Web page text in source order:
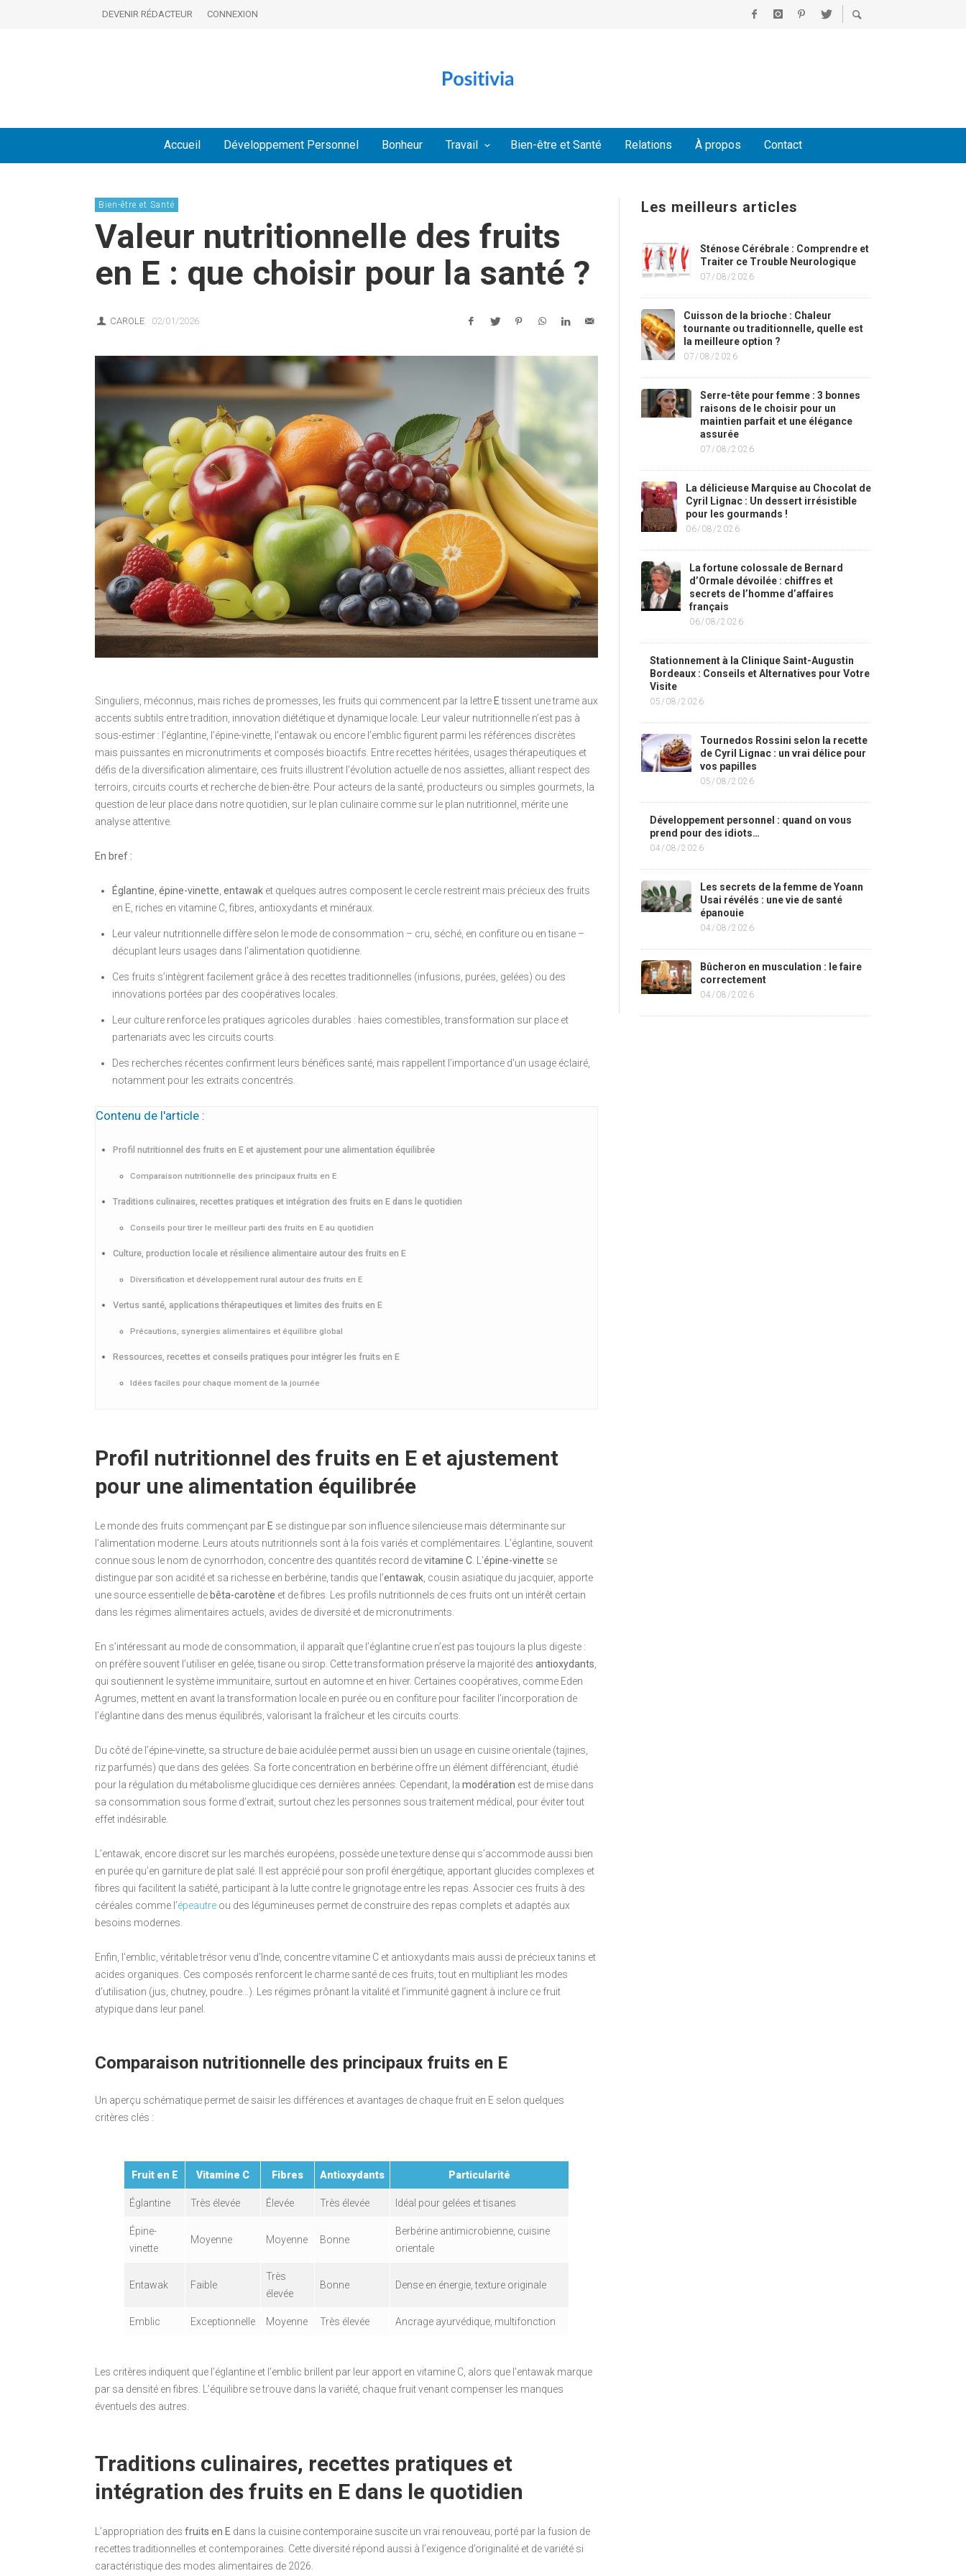
DEVENIR RÉDACTEUR CONNEXION
Accueil Développement Personnel Bonheur Travail Bien-être et Santé Relations À propos Contact
Bien-être et Santé
Valeur nutritionnelle des fruits
en E : que choisir pour la santé ?
CAROLE 02/01/2026
Singuliers, méconnus, mais riches de promesses, les fruits qui commencent par la lettre Etissent une trame aux
accents subtils entre tradition, innovation diététique et dynamique locale. Leur valeur nutritionnelle n’est pas à
sous-estimer : l’églantine, l’épine-vinette, l’entawak ou encore l’emblic figurent parmi les références discrètes
mais puissantes en micronutriments et composés bioactifs. Entre recettes héritées, usages thérapeutiques et
défis de la diversification alimentaire, ces fruits illustrent l’évolution actuelle de nos assiettes, alliant respect des
terroirs, circuits courts et recherche de bien-être. Pour acteurs de la santé, producteurs ou simples gourmets, la
question de leur place dans notre quotidien, sur le plan culinaire comme sur le plan nutritionnel, mérite une
analyse attentive.
En bref :
Églantine épine-vinette entawak et quelques autres composent le cercle restreint mais précieux des fruits
en E, riches en vitamine C, fibres, antioxydants et minéraux.
Leur valeur nutritionnelle diffère selon le mode de consommation – cru, séché, en confiture ou en tisane –
décuplant leurs usages dans l’alimentation quotidienne.
Ces fruits s’intègrent facilement grâce à des recettes traditionnelles (infusions, purées, gelées) ou des
innovations portées par des coopératives locales.
Leur culture renforce les pratiques agricoles durables : haies comestibles, transformation sur place et
partenariats avec les circuits courts.
Des recherches récentes confirment leurs bénéfices santé, mais rappellent l’importance d’un usage éclairé,
notamment pour les extraits concentrés.
Contenu de l'article :
Profil nutritionnel des fruits en E et ajustement pour une alimentation équilibrée
Comparaison nutritionnelle des principaux fruits en E
Traditions culinaires, recettes pratiques et intégration des fruits en E dans le quotidien
Conseils pour tirer le meilleur parti des fruits en E au quotidien
Culture, production locale et résilience alimentaire autour des fruits en E
Diversification et développement rural autour des fruits en E
Vertus santé, applications thérapeutiques et limites des fruits en E
Précautions, synergies alimentaires et équilibre global
Ressources, recettes et conseils pratiques pour intégrer les fruits en E
Idées faciles pour chaque moment de la journée
Profil nutritionnel des fruits en E et ajustement
pour une alimentation équilibrée
Le monde des fruits commençant par E se distingue par son influence silencieuse mais déterminante sur
l’alimentation moderne. Leurs atouts nutritionnels sont à la fois variés et complémentaires. L’églantine, souvent
connue sous le nom de cynorrhodon, concentre des quantités record devitamine C . L’épine-vinette se
distingue par son acidité et sa richesse en berbérine, tandis que l’entawak , cousin asiatique du jacquier, apporte
une source essentielle de bêta-carotène et de fibres. Les profils nutritionnels de ces fruits ont un intérêt certain
dans les régimes alimentaires actuels, avides de diversité et de micronutriments.
En s’intéressant au mode de consommation, il apparaît que l’églantine crue n’est pas toujours la plus digeste :
on préfère souvent l’utiliser en gelée, tisane ou sirop. Cette transformation préserve la majorité des antioxydants
qui soutiennent le système immunitaire, surtout en automne et en hiver. Certaines coopératives, comme Eden
Agrumes, mettent en avant la transformation locale en purée ou en confiture pour faciliter l’incorporation de
l’églantine dans des menus équilibrés, valorisant la fraîcheur et les circuits courts.
Du côté de l’épine-vinette, sa structure de baie acidulée permet aussi bien un usage en cuisine orientale (tajines,
riz parfumés) que dans des gelées. Sa forte concentration en berbérine offre un élément différenciant, étudié
pour la régulation du métabolisme glucidique ces dernières années. Cependant, la modération est de mise dans
sa consommation sous forme d’extrait, surtout chez les personnes sous traitement médical, pour éviter tout
effet indésirable.
L’entawak, encore discret sur les marchés européens, possède une texture dense qui s’accommode aussi bien
en purée qu’en garniture de plat salé. Il est apprécié pour son profil énergétique, apportant glucides complexes et
fibres qui facilitent la satiété, participant à la lutte contre le grignotage entre les repas. Associer ces fruits à des
céréales comme l’épeautre ou des légumineuses permet de construire des repas complets et adaptés aux
besoins modernes.
Enfin, l’emblic, véritable trésor venu d’Inde, concentre vitamine C et antioxydants mais aussi de précieux tanins et
acides organiques. Ces composés renforcent le charme santé de ces fruits, tout en multipliant les modes
d’utilisation (jus, chutney, poudre…). Les régimes prônant la vitalité et l’immunité gagnent à inclure ce fruit
atypique dans leur panel.
Comparaison nutritionnelle des principaux fruits en E
Un aperçu schématique permet de saisir les différences et avantages de chaque fruit en E selon quelques
critères clés :
Fruit en E Vitamine C Fibres Antioxydants Particularité
Églantine Très élevée Élevée Très élevée Idéal pour gelées et tisanes
Épine-
vinette
Moyenne Moyenne Bonne
Berbérine antimicrobienne, cuisine
orientale
Entawak Faible
Très
élevée
Bonne Dense en énergie, texture originale
Emblic Exceptionnelle Moyenne Très élevée Ancrage ayurvédique, multifonction
Les critères indiquent que l’églantine et l’emblic brillent par leur apport en vitamine C, alors que l’entawak marque
par sa densité en fibres. L’équilibre se trouve dans la variété, chaque fruit venant compenser les manques
éventuels des autres.
Traditions culinaires, recettes pratiques et
intégration des fruits en E dans le quotidien
L’appropriation des fruits en E dans la cuisine contemporaine suscite un vrai renouveau, porté par la fusion de
recettes traditionnelles et contemporaines. Cette diversité répond aussi à l’exigence d’originalité et de variété si
caractéristique des modes alimentaires de 2026.
Les meilleurs articles
Sténose Cérébrale : Comprendre et
Traiter ce Trouble Neurologique
07/08/2026
Cuisson de la brioche : Chaleur
tournante ou traditionnelle, quelle est
la meilleure option ?
07/08/2026
Serre-tête pour femme : 3 bonnes
raisons de le choisir pour un
maintien parfait et une élégance
assurée
07/08/2026
La délicieuse Marquise au Chocolat de
Cyril Lignac : Un dessert irrésistible
pour les gourmands !
06/08/2026
La fortune colossale de Bernard
d’Ormale dévoilée : chiffres et
secrets de l’homme d’affaires
français
06/08/2026
Stationnement à la Clinique Saint-Augustin
Bordeaux : Conseils et Alternatives pour Votre
Visite
05/08/2026
Tournedos Rossini selon la recette
de Cyril Lignac : un vrai délice pour
vos papilles
05/08/2026
Développement personnel : quand on vous
prend pour des idiots…
04/08/2026
Les secrets de la femme de Yoann
Usai révélés : une vie de santé
épanouie
04/08/2026
Bûcheron en musculation : le faire
correctement
04/08/2026